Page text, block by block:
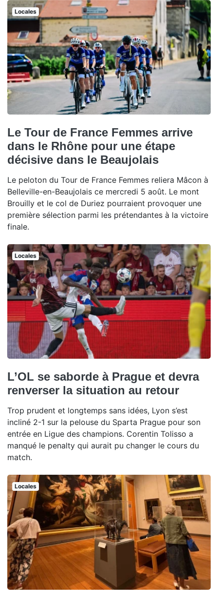
Locales
Le Tour de France Femmes arrive
dans le Rhône pour une étape
décisive dans le Beaujolais
Le peloton du Tour de France Femmes reliera Mâcon à
Belleville-en-Beaujolais ce mercredi 5 août. Le mont
Brouilly et le col de Duriez pourraient provoquer une
première sélection parmi les prétendantes à la victoire
finale.
Locales
L’OL se saborde à Prague et devra
renverser la situation au retour
Trop prudent et longtemps sans idées, Lyon s’est
incliné 2-1 sur la pelouse du Sparta Prague pour son
entrée en Ligue des champions. Corentin Tolisso a
manqué le penalty qui aurait pu changer le cours du
match.
Locales